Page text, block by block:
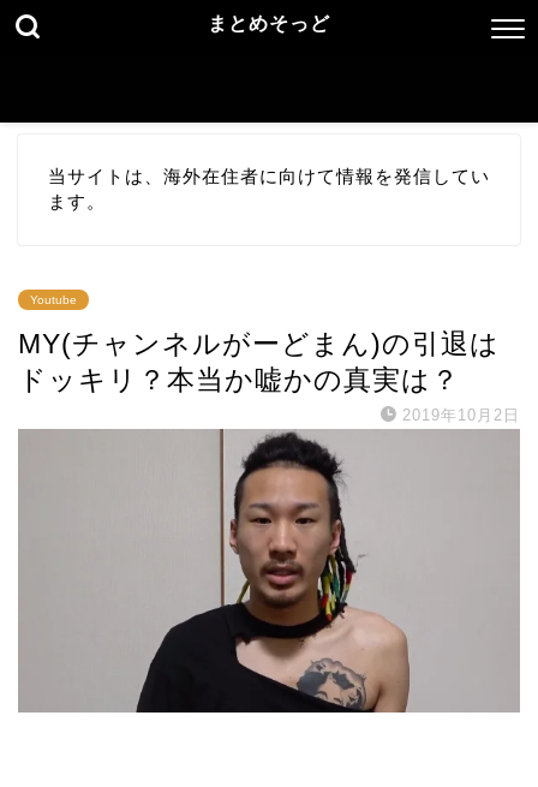
まとめそっど
当サイトは、海外在住者に向けて情報を発信してい
ます。
Youtube
MY(チャンネルがーどまん)の引退は
ドッキリ？本当か嘘かの真実は？
2019年10月2日